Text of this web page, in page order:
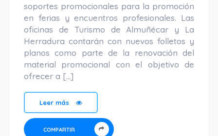
soportes promocionales para la promoción
en ferias y encuentros profesionales. Las
oficinas de Turismo de Almuñécar y La
Herradura contarán con nuevos folletos y
planos como parte de la renovación del
material promocional con el objetivo de
ofrecer a […]
Leer más
COMPARTIR